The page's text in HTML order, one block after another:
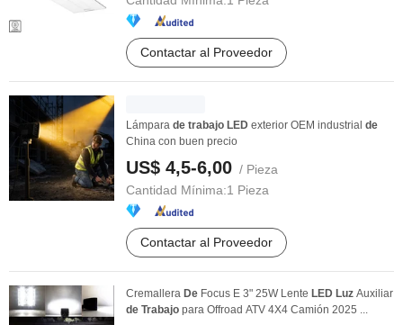
Contactar al Proveedor
Lámpara de trabajo LED exterior OEM industrial de
China con buen precio
US$ 4,5-6,00 / Pieza
Cantidad Mínima:1 Pieza
Contactar al Proveedor
Cremallera De Focus E 3" 25W Lente LED Luz Auxiliar
de Trabajo para Offroad ATV 4X4 Camión 2025 ...